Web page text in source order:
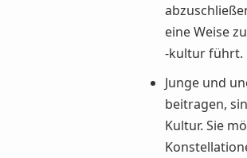
eine Weise
-kultur führt.
Junge und
beitragen,
Kultur. Sie